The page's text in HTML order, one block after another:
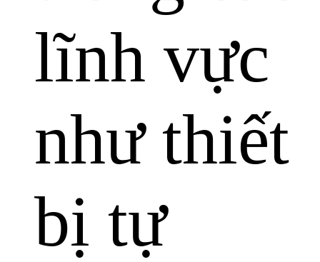
lĩnh vực
như thiết
bị tự